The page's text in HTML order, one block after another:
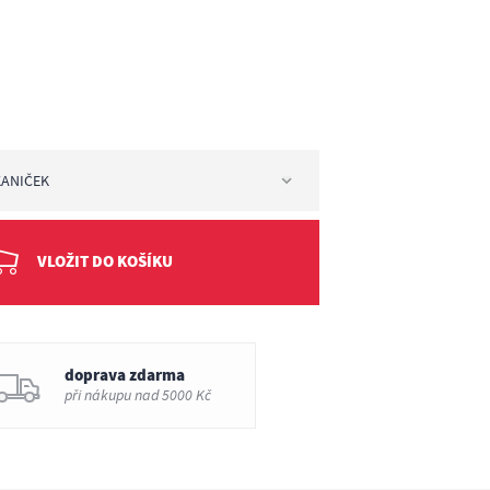
VLOŽIT DO KOŠÍKU
doprava zdarma
při nákupu nad 5000 Kč